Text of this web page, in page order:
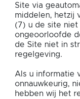
Site via
middelen, hetzij
(7) u de site
ongeoorloofde
de Site niet in
regelgeving.
Als u informatie
onnauwkeurig,
hebben wij het